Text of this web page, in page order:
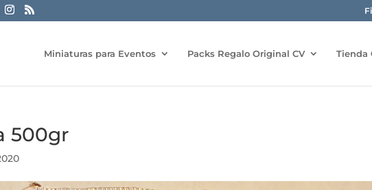
Miniaturas para Eventos Packs Regalo Original CV Tienda
500gr